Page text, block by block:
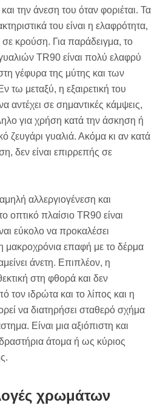
την άνεση του όταν φοριέται. Τα
του είναι η ελαφρότητα,
σε κρούση. Για παράδειγμα, το
TR90 είναι πολύ ελαφρύ
γέφυρα της μύτης και των
τω μεταξύ, η εξαιρετική του
αντέχει σε σημαντικές κάμψεις,
για χρήση κατά την άσκηση ή
ζευγάρι γυαλιά. Ακόμα κι αν κατά
δεν είναι επιρρεπής σε
αλλεργιογένεση και
οπτικό πλαίσιο TR90 είναι
εύκολο να προκαλέσει
η μακροχρόνια επαφή με το δέρμα
άνετη. Επιπλέον, η
στη φθορά και δεν
τον ιδρώτα και το λίπος και η
να διατηρήσει σταθερό σχήμα
Είναι μια αξιόπιστη και
άτομα ή ως κύριος
χρωμάτων